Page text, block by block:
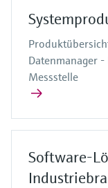
Datenmanager
Messstelle
Software-